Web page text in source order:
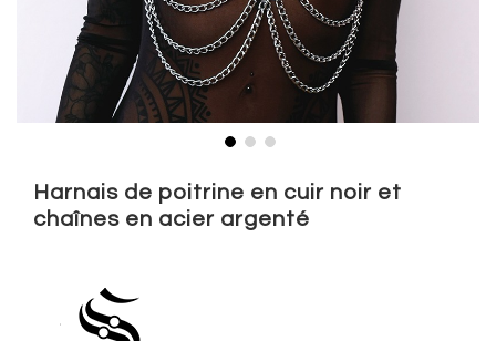
the
beginning
gallery
Harnais de poitrine en cuir noir et
chaînes en acier argenté